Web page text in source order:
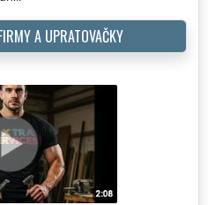
A UPRATOVAČKY